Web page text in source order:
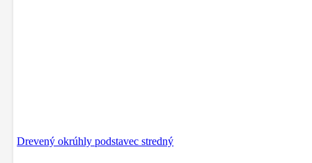
Drevený okrúhly podstavec stredný